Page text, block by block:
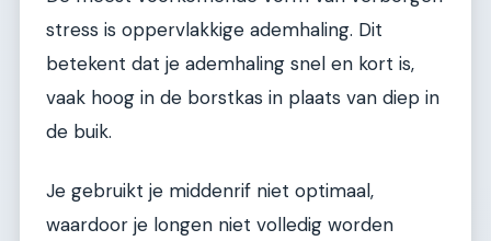
stress is oppervlakkige ademhaling. Dit
betekent dat je ademhaling snel en kort is,
vaak hoog in de borstkas in plaats van diep in
de buik.
Je gebruikt je middenrif niet optimaal,
waardoor je longen niet volledig worden